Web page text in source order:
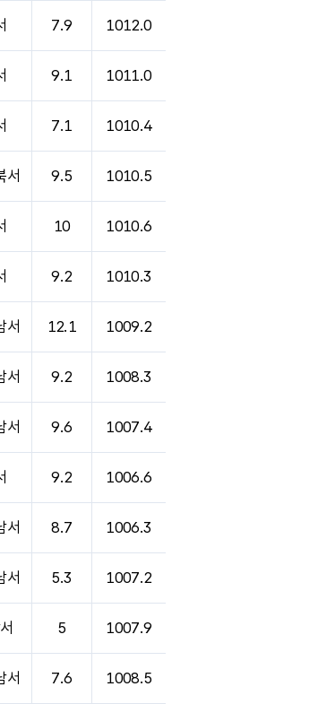
7.9 1012.0
9.1 1011.0
7.1 1010.4
서 9.5 1010.5
10 1010.6
9.2 1010.3
서 12.1 1009.2
서 9.2 1008.3
서 9.6 1007.4
9.2 1006.6
서 8.7 1006.3
서 5.3 1007.2
5 1007.9
서 7.6 1008.5